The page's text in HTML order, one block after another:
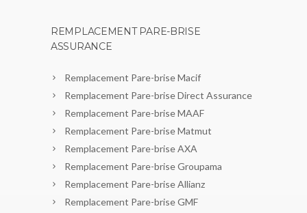
REMPLACEMENT PARE-BRISE
ASSURANCE
Remplacement Pare-brise Macif
Remplacement Pare-brise Direct Assurance
Remplacement Pare-brise MAAF
Remplacement Pare-brise Matmut
Remplacement Pare-brise AXA
Remplacement Pare-brise Groupama
Remplacement Pare-brise Allianz
Remplacement Pare-brise GMF